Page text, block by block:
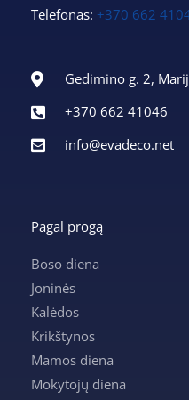
Telefonas: +370 662
Gedimino g. 2,
+370 662 41046
info@evadeco.net
Pagal progą
Boso diena
Joninės
Kalėdos
Krikštynos
Mamos diena
Mokytojų diena